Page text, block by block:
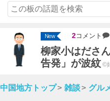
New 2コメント
柳家小はださ
告発」が波紋 ©
中国地方トップ 雑談 グル